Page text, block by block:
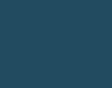
bạn thật vững để thang
khi thang tựa hẳn vào
Giữ thang chắc chắn và
so với chân tường để tránh